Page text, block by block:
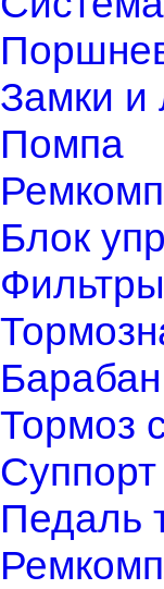
Замки и
Помпа
Блок
Тормоз
Суппорт
Педаль